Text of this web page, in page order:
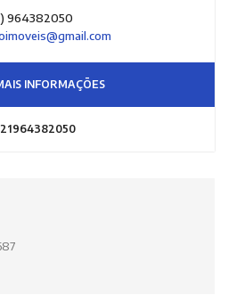
964382050
INFORMAÇÕES
21964382050